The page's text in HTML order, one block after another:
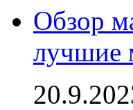
Обзор
лучшие